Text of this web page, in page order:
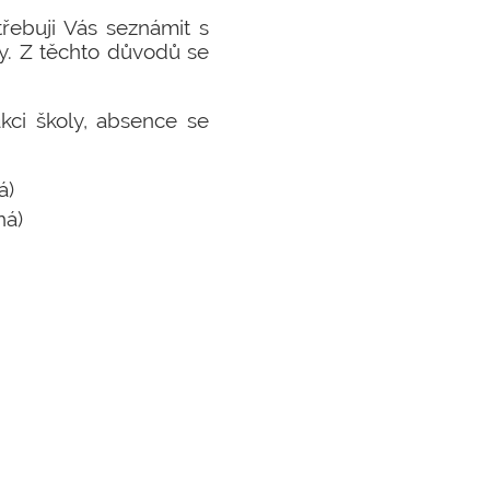
Vás seznámit s
Z těchto důvodů se
školy, absence se